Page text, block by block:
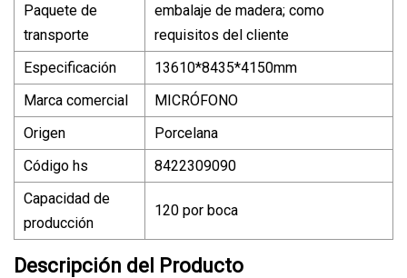
Paquete de
transporte
embalaje de madera; como
requisitos del cliente
Especificación
13610*8435*4150mm
Marca comercial
MICRÓFONO
Origen
Porcelana
Código hs
8422309090
Capacidad de
producción
120 por boca
Descripción del Producto